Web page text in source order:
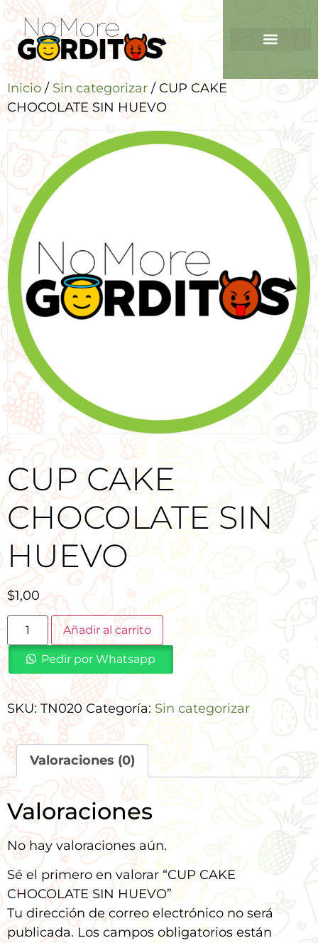
Inicio/ Sin categorizar / CUP CAKE
CHOCOLATE SIN HUEVO
CUP CAKE
CHOCOLATE SIN
HUEVO
$1,00
Añadir al carrito
Pedir por Whatsapp
SKU:TN020 Categoría:Sin categorizar
Valoraciones (0)
Valoraciones
No hay valoraciones aún.
Sé el primero en valorar “CUP CAKE
CHOCOLATE SIN HUEVO”
Tu dirección de correo electrónico no será
publicada. Los campos obligatorios están